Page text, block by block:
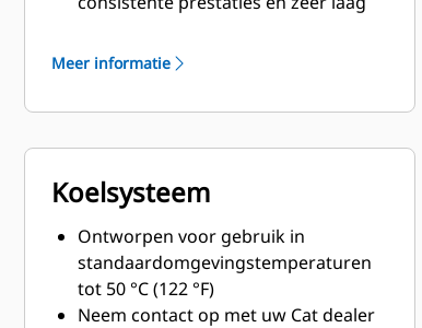
gewicht
Meer informatie
Koelsysteem
Ontworpen voor gebruik in
standaardomgevingstemperaturen
tot 50 °C (122 °F)
Neem contact op met uw Cat dealer